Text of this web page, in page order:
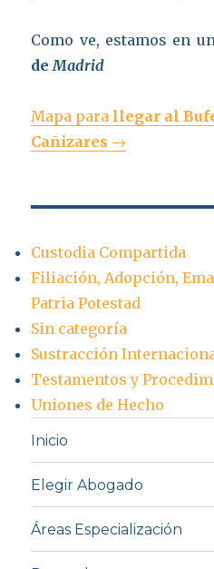
Como ve, estamos en
deMadrid
Mapa para llegar al
Cañizares →
Custodia Compartida
Filiación, Adopción,
Patria Potestad
Sin categoría
Sustracción
Testamentos y
Uniones de Hecho
Inicio
Elegir Abogado
Áreas Especialización